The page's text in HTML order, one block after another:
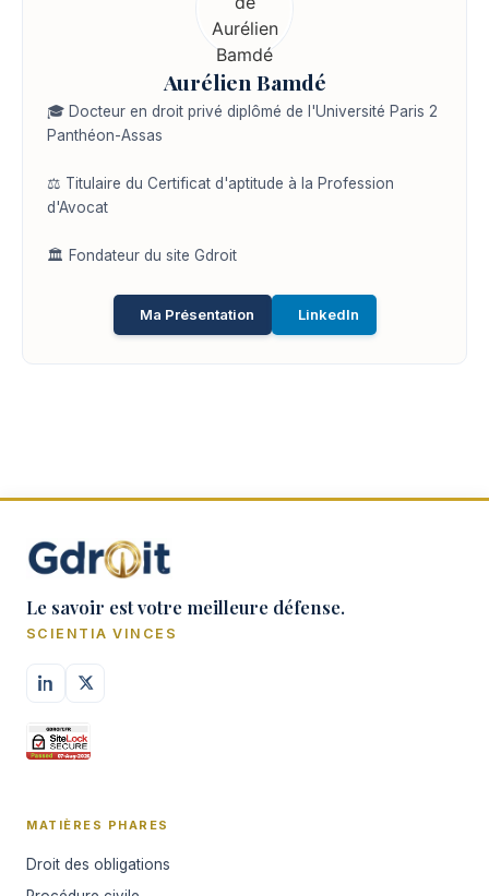
Aurélien Bamdé
🎓 Docteur en droit privé diplômé de l'Université Paris 2
Panthéon-Assas
⚖️ Titulaire du Certificat d'aptitude à la Profession
d'Avocat
🏛️ Fondateur du site Gdroit
Ma Présentation LinkedIn
Le savoir est votre meilleure défense.
SCIENTIA VINCES
MATIÈRES PHARES
Droit des obligations